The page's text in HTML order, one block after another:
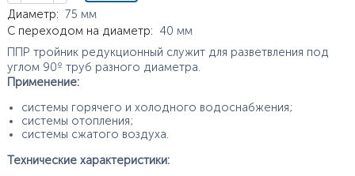
Характеристики
Диаметр: 75 мм
С переходом на диаметр: 40 мм
ППР тройник редукционный служит для разветвления под
углом 90º труб разного диаметра.
Применение:
системы горячего и холодного водоснабжения;
системы отопления;
системы сжатого воздуха.
Технические характеристики: